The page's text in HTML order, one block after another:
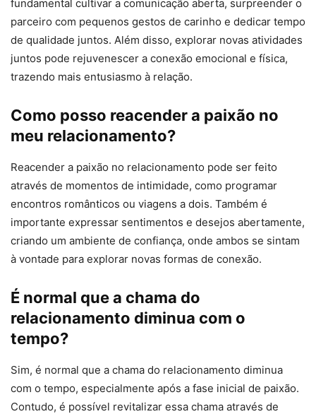
fundamental cultivar a comunicação aberta, surpreender o
parceiro com pequenos gestos de carinho e dedicar tempo
de qualidade juntos. Além disso, explorar novas atividades
juntos pode rejuvenescer a conexão emocional e física,
trazendo mais entusiasmo à relação.
Como posso reacender a paixão no
meu relacionamento?
Reacender a paixão no relacionamento pode ser feito
através de momentos de intimidade, como programar
encontros românticos ou viagens a dois. Também é
importante expressar sentimentos e desejos abertamente,
criando um ambiente de confiança, onde ambos se sintam
à vontade para explorar novas formas de conexão.
É normal que a chama do
relacionamento diminua com o
tempo?
Sim, é normal que a chama do relacionamento diminua
com o tempo, especialmente após a fase inicial de paixão.
Contudo, é possível revitalizar essa chama através de